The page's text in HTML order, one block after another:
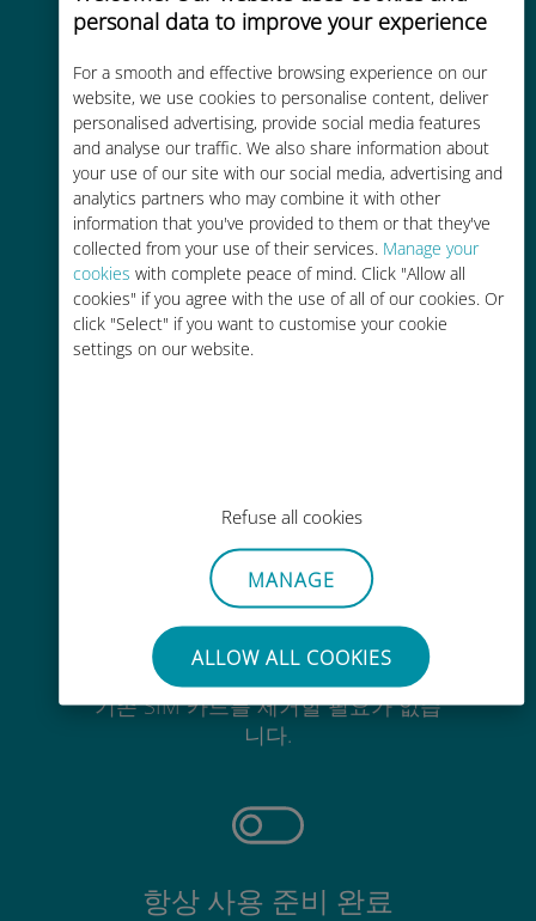
personal data to improve your experience
For a smooth and effective browsing experience on our
website, we use cookies to personalise content, deliver
personalised advertising, provide social media features
and analyse our traffic. We also share information about
your use of our site with our social media, advertising and
analytics partners who may combine it with other
information that you've provided to them or that they've
collected from your use of their services. Manage your
cookies with complete peace of mind. Click "Allow all
cookies" if you agree with the use of all of our cookies. Or
click "Select" if you want to customise your cookie
settings on our website.
Refuse all cookies
MANAGE
ALLOW ALL COOKIES
품질 셀룰러 연결 제공
비용 효율적
기존 통신사 로밍 요금보다 최대
90% 저렴합니다.
간편한
기존 SIM 카드를 제거할 필요가 없습
니다.
항상 사용 준비 완료